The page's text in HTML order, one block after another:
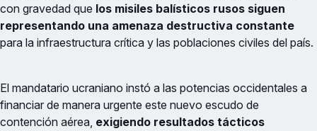
con gravedad que los misiles balísticos rusos siguen
representando una amenaza destructiva constante
para la infraestructura crítica y las poblaciones civiles del país.
El mandatario ucraniano instó a las potencias occidentales a
financiar de manera urgente este nuevo escudo de
contención aérea, exigiendo resultados tácticos